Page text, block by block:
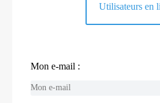
Utilisateurs en
Mon e-mail :